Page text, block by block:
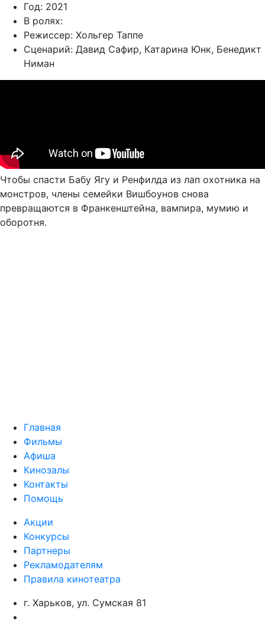
Год: 2021
В ролях:
Режиссер: Хольгер Таппе
Сценарий: Давид Сафир, Катарина Юнк, Бенедикт
Ниман
Чтобы спасти Бабу Ягу и Ренфилда из лап охотника на
монстров, члены семейки Вишбоунов снова
превращаются в Франкенштейна, вампира, мумию и
оборотня.
Главная
Фильмы
Афиша
Кинозалы
Контакты
Помощь
Акции
Конкурсы
Партнеры
Рекламодателям
Правила кинотеатра
г. Харьков, ул. Сумская 81